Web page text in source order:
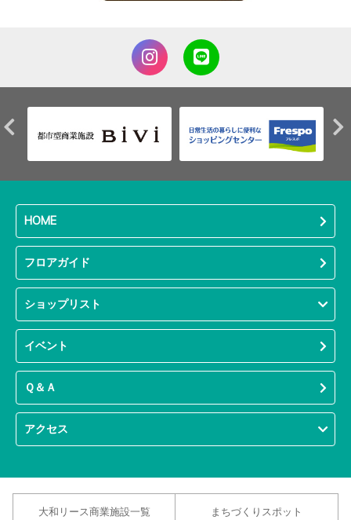
HOME
フロアガイド
ショップリスト
イベント
Ｑ＆Ａ
アクセス
大和リース商業施設一覧 まちづくりスポット